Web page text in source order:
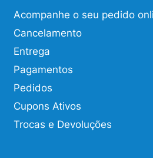
Acompanhe o seu pedido
Cancelamento
Entrega
Pagamentos
Pedidos
Cupons Ativos
Trocas e Devoluções